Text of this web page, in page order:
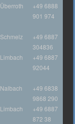
Überroth
+49 6888
901 974
Schmelz
+49 6887
304836
Limbach
+49 6887
92044
Nalbach
+49 6838
9868 290
Limbach
+49 6887
872 38